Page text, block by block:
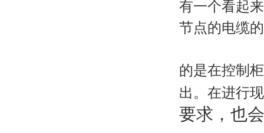
有一个看起
节点的电缆
的是在控制
出。在进行
要求，也